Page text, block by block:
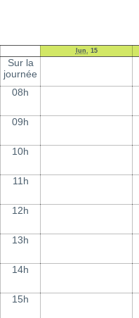
lun. 15
Sur la
journée
08h
09h
10h
11h
12h
13h
14h
15h